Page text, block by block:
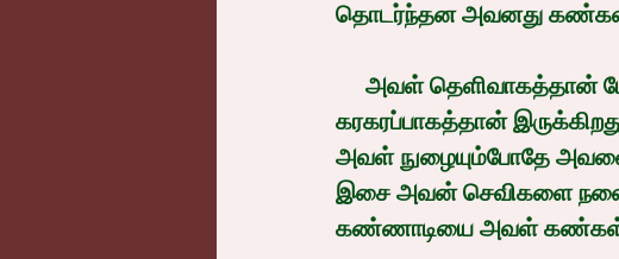
தொடர்ந்தன அவனது
கரகரப்பாகத்தான்
அவள் நுழையும்போதே
இசை அவன் செவிகளை
கண்ணாடியை அவள் கண்கள்